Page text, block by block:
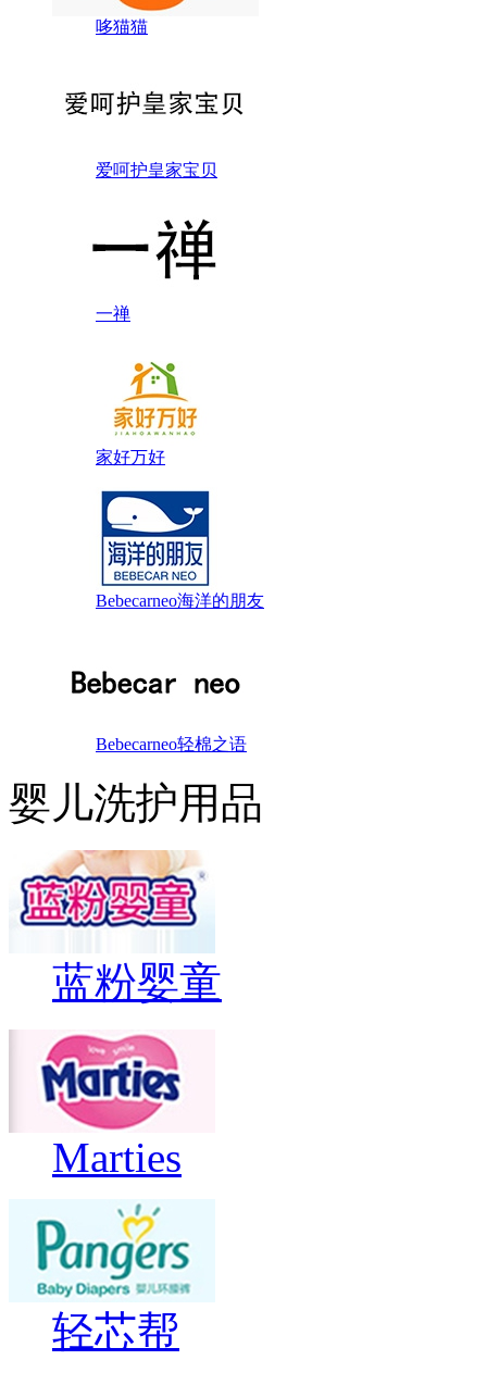
哆猫猫
爱呵护皇家宝贝
一禅
家好万好
Bebecarneo海洋的朋友
Bebecarneo轻棉之语
婴儿洗护用品
蓝粉婴童
Marties
轻芯帮